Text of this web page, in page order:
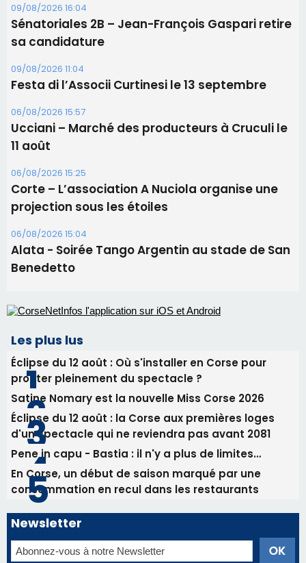
09/08/2026 16:04
Sénatoriales 2B – Jean-François Gaspari retire
sa candidature
09/08/2026 11:04
Festa di l’Associi Curtinesi le 13 septembre
06/08/2026 15:57
Ucciani – Marché des producteurs à Cruculi le
11 août
06/08/2026 15:25
Corte – L’association A Nuciola organise une
projection sous les étoiles
06/08/2026 15:04
Alata - Soirée Tango Argentin au stade de San
Benedetto
Les plus lus
Éclipse du 12 août : Où s'installer en Corse pour
profiter pleinement du spectacle ?
Satine Nomary est la nouvelle Miss Corse 2026
Éclipse du 12 août : la Corse aux premières loges
d'un spectacle qui ne reviendra pas avant 2081
Pene in capu - Bastia : il n'y a plus de limites…
En Corse, un début de saison marqué par une
consommation en recul dans les restaurants
Newsletter